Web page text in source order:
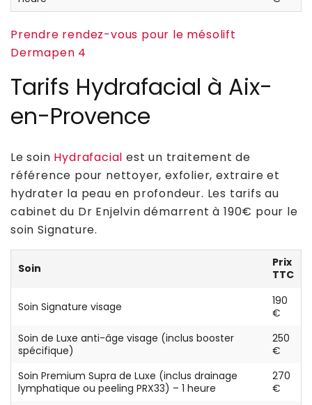
Prendre rendez-vous pour le mésolift
Dermapen 4
Tarifs Hydrafacial à Aix-
en-Provence
Le soin Hydrafacial est un traitement de
référence pour nettoyer, exfolier, extraire et
hydrater la peau en profondeur. Les tarifs au
cabinet du Dr Enjelvin démarrent à 190€ pour le
soin Signature.
Soin
Prix
TTC
Soin Signature visage
190
€
Soin de Luxe anti-âge visage (inclus booster
spécifique)
250
€
Soin Premium Supra de Luxe (inclus drainage
lymphatique ou peeling PRX33) – 1 heure
270
€